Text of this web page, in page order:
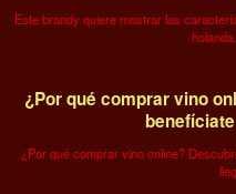
Este brandy quiere mostrar las
¿Por qué comprar vino
¿Por qué comprar vino online?